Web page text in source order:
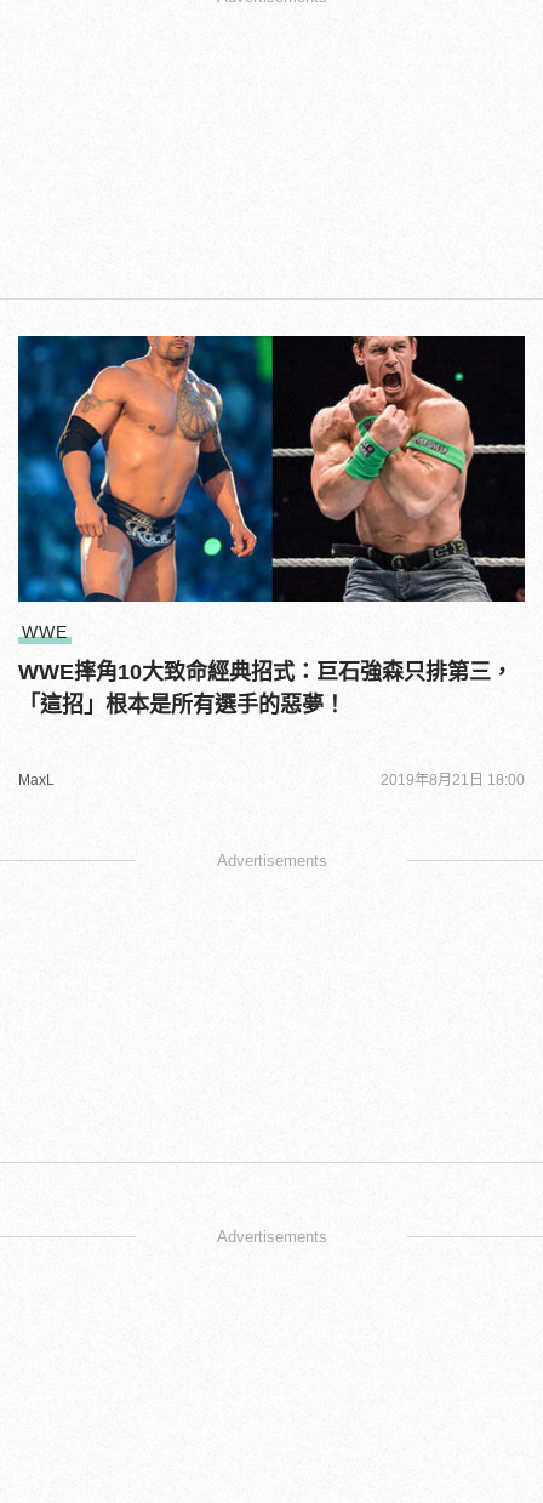
WWE
WWE摔角10大致命經典招式：巨石強森只排第三，
「這招」根本是所有選手的惡夢！
MaxL 2019年8月21日 18:00
Advertisements
Advertisements